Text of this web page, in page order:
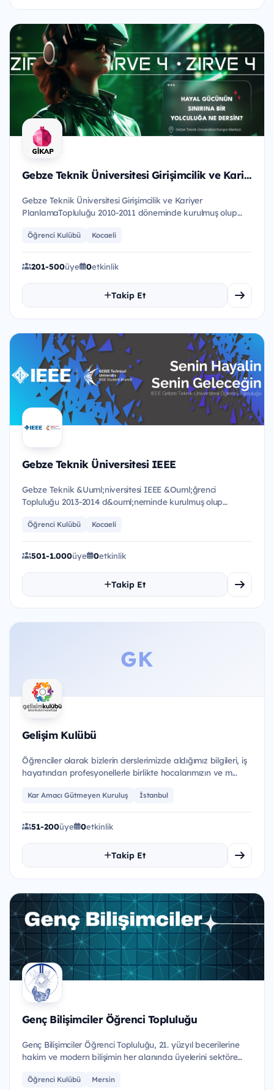
Gebze Teknik Üniversitesi Girişimcilik ve Kariyer Planlama Topluluğu
Gebze Teknik Üniversitesi Girişimcilik ve Kariyer
PlanlamaTopluluğu 2010-2011 döneminde kurulmuş olup
Öğrenci Kulübü Kocaeli
201-500üye 0etkinlik
Takip Et
Gebze Teknik Üniversitesi IEEE
Gebze Teknik &Uuml;niversitesi IEEE &Ouml;ğrenci
Topluluğu 2013-2014 d&ouml;neminde kurulmuş olup
Öğrenci Kulübü Kocaeli
501-1.000üye 0etkinlik
Takip Et
GK
Gelişim Kulübü
Öğrenciler olarak bizlerin derslerimizde aldığımız bilgileri, iş
hayatından profesyonellerle birlikte hocalarımızın ve m...
Kar Amacı Gütmeyen Kuruluş İstanbul
51-200üye 0etkinlik
Takip Et
Genç Bilişimciler Öğrenci Topluluğu
Genç Bilişimciler Öğrenci Topluluğu, 21. yüzyıl becerilerine
hakim ve modern bilişimin her alanında üyelerini sektöre
Öğrenci Kulübü Mersin